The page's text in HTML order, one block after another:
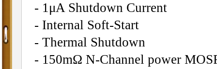
- 1μA Shutdown Current
- Internal Soft-Start
- Thermal Shutdown
- 150mΩ N-Channel power